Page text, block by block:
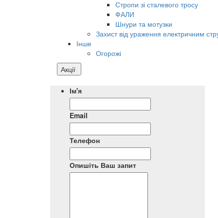
Стропи зі сталевого тросу
ФАЛИ
Шнури та мотузки
Захист від ураження електричним
Інше
Огорожі
Акції
Ім'я
Email
Телефон
Опишіть Ваш запит